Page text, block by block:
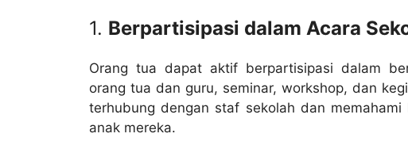
1. Berpartisipasi dalam Acara
Orang tua dapat aktif berpartisipasi dalam
orang tua dan guru, seminar, workshop, dan
terhubung dengan staf sekolah dan
anak mereka.